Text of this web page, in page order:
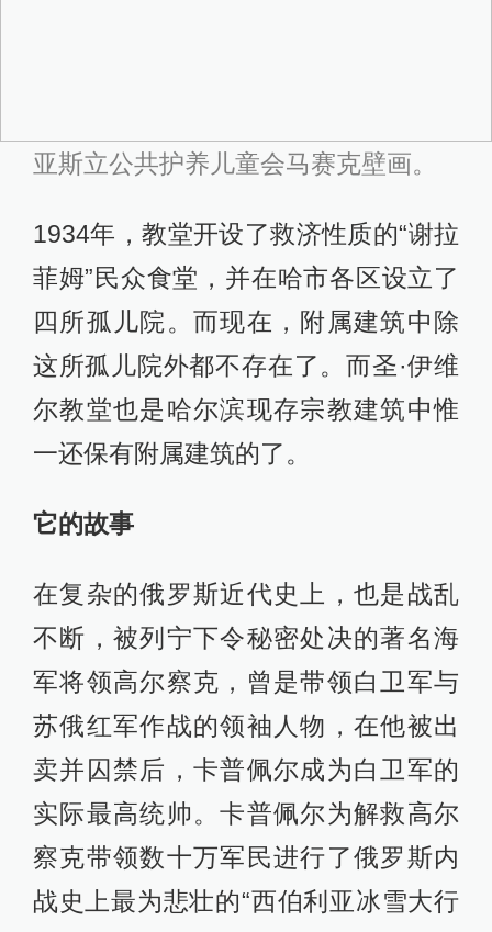
亚斯立公共护养儿童会马赛克壁画。
1934年，教堂开设了救济性质的“谢拉
菲姆”民众食堂，并在哈市各区设立了
四所孤儿院。而现在，附属建筑中除
这所孤儿院外都不存在了。而圣·伊维
尔教堂也是哈尔滨现存宗教建筑中惟
一还保有附属建筑的了。
它的故事
在复杂的俄罗斯近代史上，也是战乱
不断，被列宁下令秘密处决的著名海
军将领高尔察克，曾是带领白卫军与
苏俄红军作战的领袖人物，在他被出
卖并囚禁后，卡普佩尔成为白卫军的
实际最高统帅。卡普佩尔为解救高尔
察克带领数十万军民进行了俄罗斯内
战史上最为悲壮的“西伯利亚冰雪大行